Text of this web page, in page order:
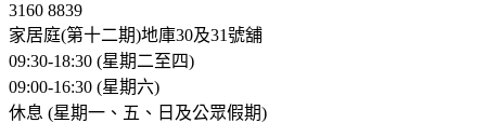
3160 8839
家居庭(第十二期)地庫30及31號舖
09:30-18:30 (星期二至四)
09:00-16:30 (星期六)
休息 (星期一、五、日及公眾假期)